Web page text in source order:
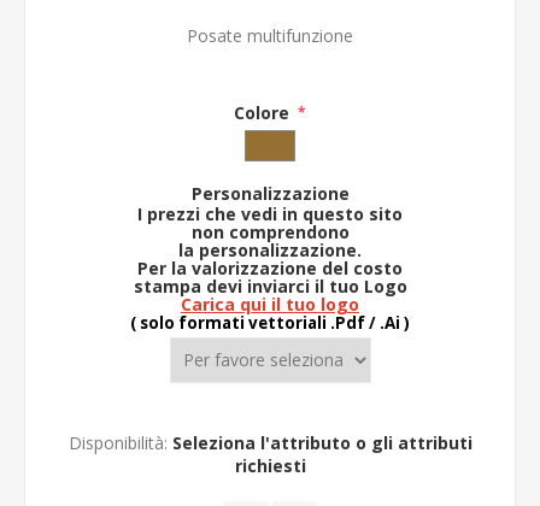
Posate multifunzione
Colore *
Personalizzazione
I prezzi che vedi in questo sito
non comprendono
la personalizzazione.
Per la valorizzazione del costo
stampa devi inviarci il tuo Logo
Carica qui il tuo logo
( solo formati vettoriali .Pdf / .Ai )
Disponibilità: Seleziona l'attributo o gli attributi
richiesti